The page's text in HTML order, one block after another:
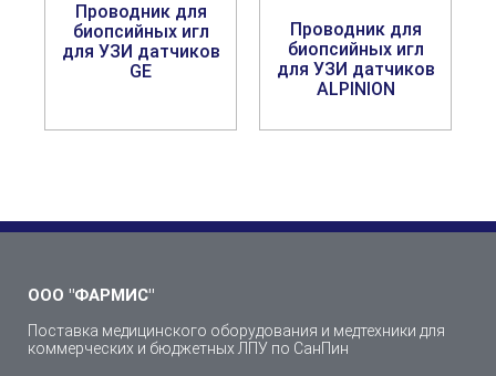
Проводник для
биопсийных игл
для УЗИ датчиков
GE
Проводник для
биопсийных игл
для УЗИ датчиков
ALPINION
ООО "ФАРМИС"
Поставка медицинского оборудования и медтехники для
коммерческих и бюджетных ЛПУ по СанПин